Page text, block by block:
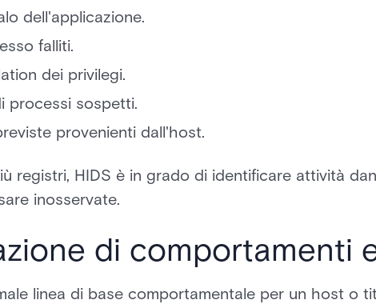
dell'applicazione.
falliti.
dei privilegi.
processi sospetti.
provenienti dall'host.
registri, HIDS è in grado di identificare attività
inosservate.
di comportamenti
linea di base comportamentale per un host o